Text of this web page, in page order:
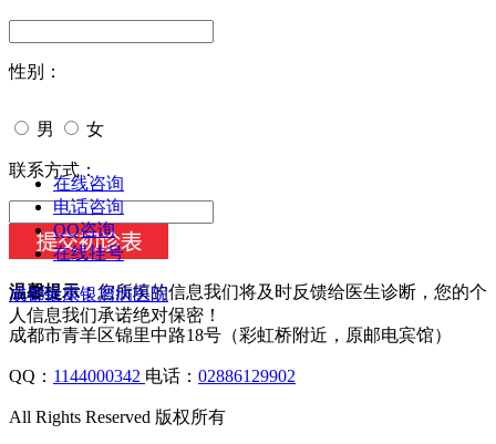
性别：
男 女
今天日期：
联系方式：
温馨提示：您所填的信息我们将及时反馈给医生诊断，您的个
人信息我们承诺绝对保密！
在线咨询
电话咨询
QQ咨询
在线挂号
成都银康银屑病医院
成都市青羊区锦里中路18号（彩虹桥附近，原邮电宾馆）
QQ： 1144000342 电话： 02886129902
All Rights Reserved 版权所有